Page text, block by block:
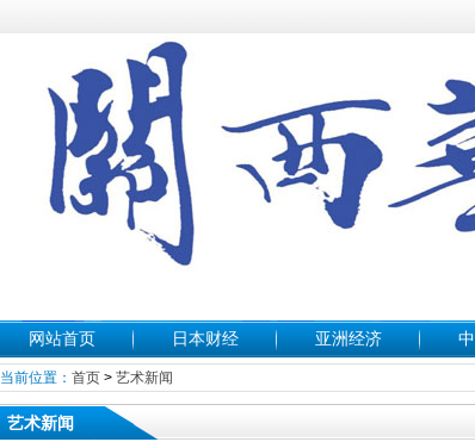
网站首页 日本财经 亚洲经济
当前位置： 首页> 艺术新闻
艺术新闻